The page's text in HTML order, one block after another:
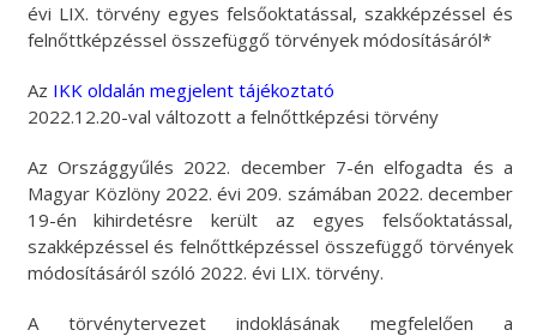
évi LIX. törvény egyes felsőoktatással, szakképzéssel és
felnőttképzéssel összefüggő törvények módosításáról*
Az IKK oldalán megjelent tájékoztató
2022.12.20-val változott a felnőttképzési törvény
Az Országgyűlés 2022. december 7-én elfogadta és a
Magyar Közlöny 2022. évi 209. számában 2022. december
19-én kihirdetésre került az egyes felsőoktatással,
szakképzéssel és felnőttképzéssel összefüggő törvények
módosításáról szóló 2022. évi LIX. törvény.
A törvénytervezet indoklásának megfelelően a